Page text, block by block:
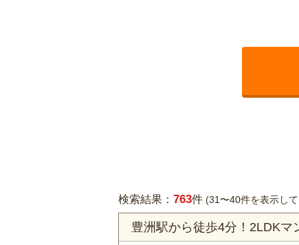
検索結果： 763件 (31〜40件を表示し
豊洲駅から徒歩4分！2LDKマ